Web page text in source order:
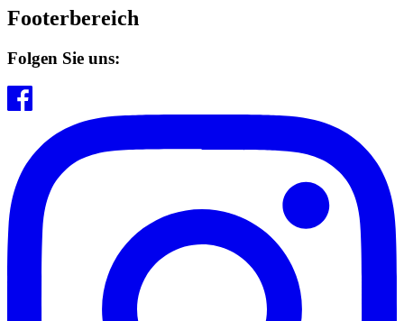
Footerbereich
Folgen Sie uns: